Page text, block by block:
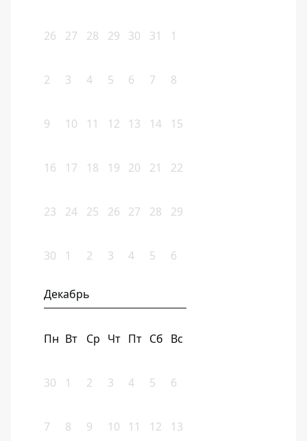
26 27 28 29 30 31 1
2 3 4 5 6 7 8
9 10 11 12 13 14 15
16 17 18 19 20 21 22
23 24 25 26 27 28 29
30 1 2 3 4 5 6
Декабрь
Пн Вт Ср Чт Пт Сб Вс
30 1 2 3 4 5 6
7 8 9 10 11 12 13